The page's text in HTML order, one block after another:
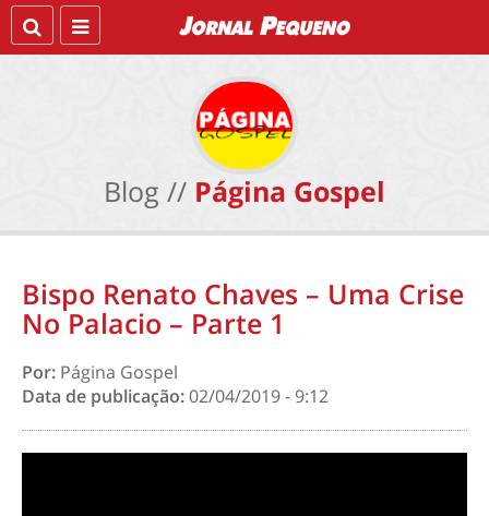
Blog // Página Gospel
Bispo Renato Chaves – Uma Crise
No Palacio – Parte 1
Por: Página Gospel
Data de publicação:02/04/2019 - 9:12